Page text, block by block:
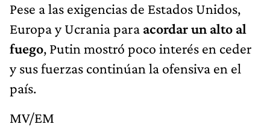
Pese a las exigencias de Estados Unidos,
Europa y Ucrania para acordar un alto al
fuego, Putin mostró poco interés en ceder
y sus fuerzas continúan la ofensiva en el
país.
MV/EM